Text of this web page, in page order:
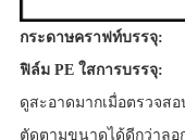
กระดาษคราฟท์บรรจุ:
ฟิล์ม PE ใสการบรรจุ:
ดูสะอาดมากเมื่อตรวจส
ตัดตามขนาดได้ดีกว่าลอ